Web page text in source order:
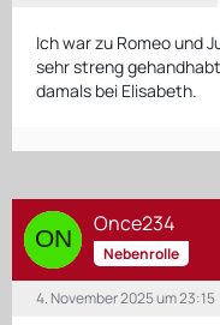
Ich war zu Romeo und
sehr streng
damals bei Elisabeth.
Once234
Nebenrolle
4. November 2025 um 23:15